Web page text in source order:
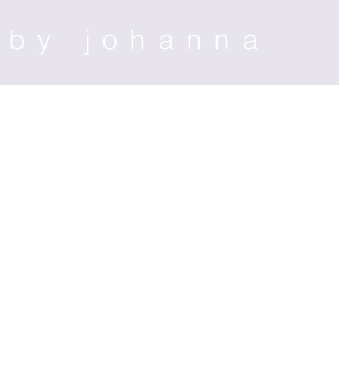
johanna